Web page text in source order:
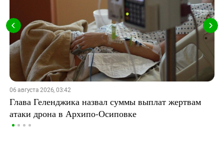
06 августа 2026, 03:42
Глава Геленджика назвал суммы выплат жертвам
атаки дрона в Архипо-Осиповке